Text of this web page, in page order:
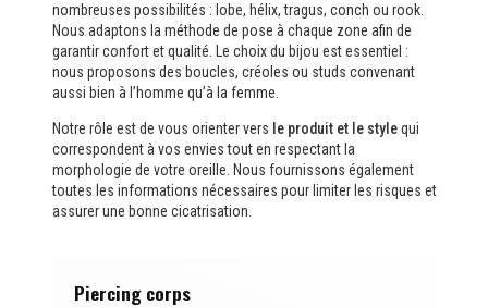
nombreuses possibilités : lobe, hélix, tragus, conch ou rook.
Nous adaptons la méthode de pose à chaque zone afin de
garantir confort et qualité. Le choix du bijou est essentiel :
nous proposons des boucles, créoles ou studs convenant
aussi bien à l’homme qu’à la femme.
Notre rôle est de vous orienter vers le produit et le stylequi
correspondent à vos envies tout en respectant la
morphologie de votre oreille. Nous fournissons également
toutes les informations nécessaires pour limiter les risques et
assurer une bonne cicatrisation.
Piercing corps